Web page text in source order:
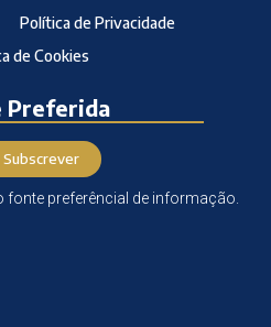
Política de Privacidade
de Cookies
Preferida
Subscrever
preferêncial de informação.